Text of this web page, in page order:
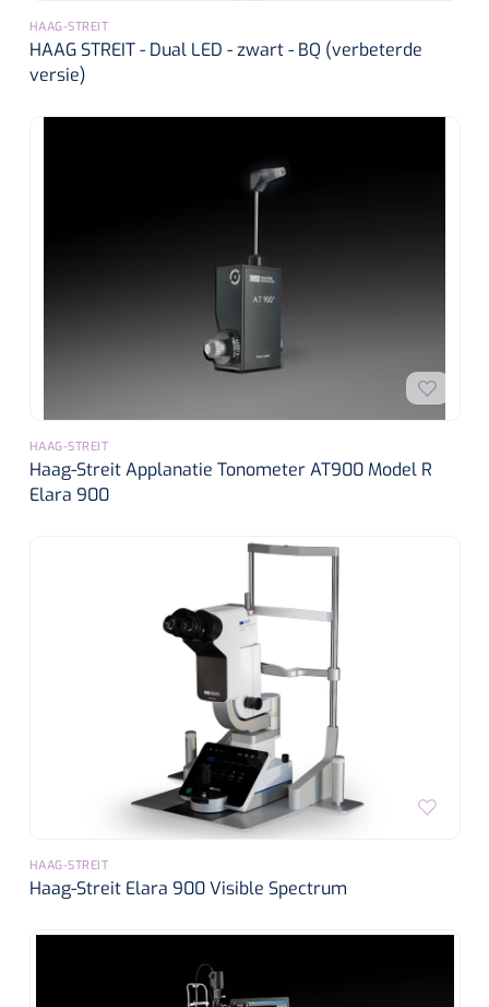
HAAG-STREIT
HAAG STREIT - Dual LED - zwart - BQ (verbeterde
versie)
HAAG-STREIT
Haag-Streit Applanatie Tonometer AT900 Model R
Elara 900
HAAG-STREIT
Haag-Streit Elara 900 Visible Spectrum